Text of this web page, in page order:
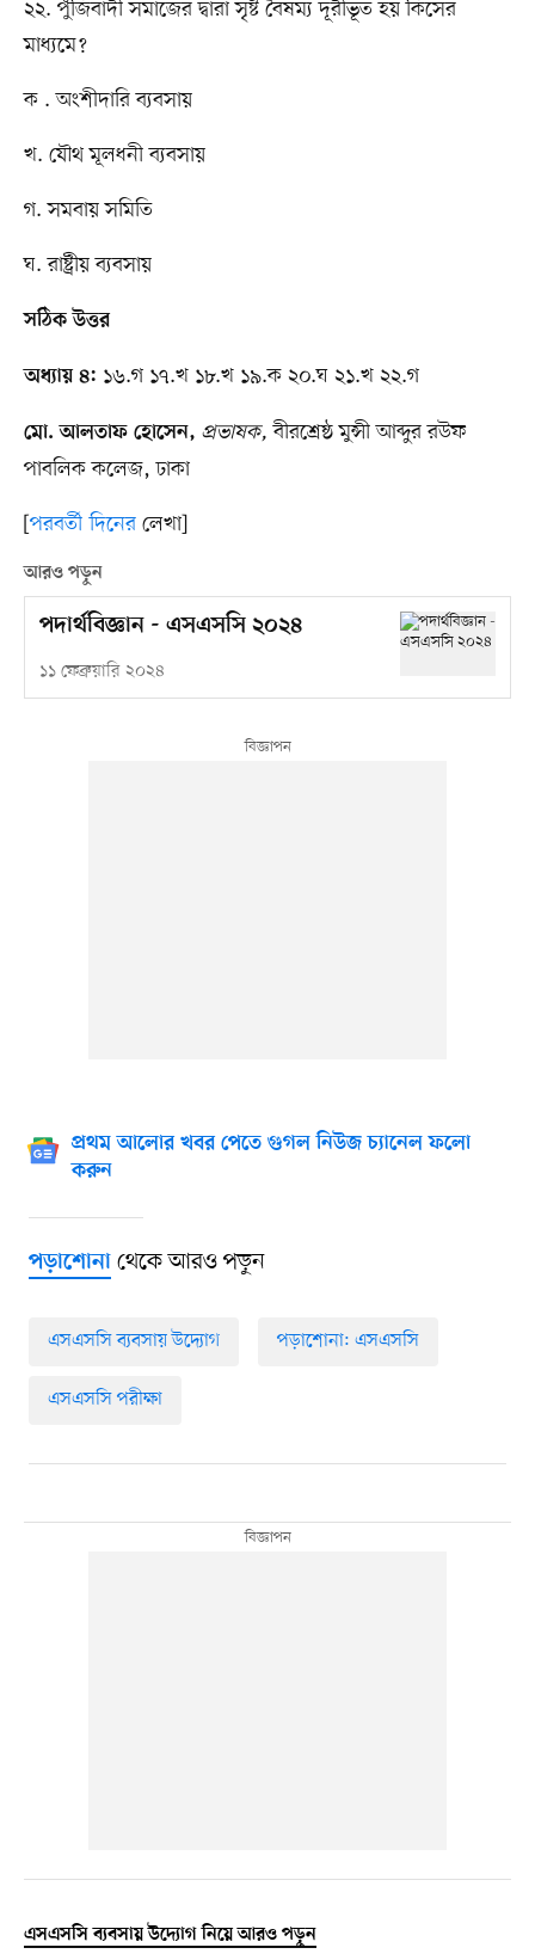
২২. পুঁজিবাদী সমাজের দ্বারা সৃষ্ট বৈষম্য দূরীভূত হয় কিসের
মাধ্যমে?
ক . অংশীদারি ব্যবসায়
খ. যৌথ মূলধনী ব্যবসায়
গ. সমবায় সমিতি
ঘ. রাষ্ট্রীয় ব্যবসায়
সঠিক উত্তর
অধ্যায় ৪: ১৬.গ ১৭.খ ১৮.খ ১৯.ক ২০.ঘ ২১.খ ২২.গ
মো. আলতাফ হোসেন, প্রভাষক, বীরশ্রেষ্ঠ মুন্সী আব্দুর রউফ
পাবলিক কলেজ, ঢাকা
[পরবর্তী দিনেরলেখা]
আরও পড়ুন
পদার্থবিজ্ঞান - এসএসসি ২০২৪
১১ ফেব্রুয়ারি ২০২৪
প্রথম আলোর খবর পেতে গুগল নিউজ চ্যানেল ফলো
করুন
পড়াশোনাথেকে আরও পড়ুন
এসএসসি ব্যবসায় উদ্যোগ পড়াশোনা: এসএসসি
এসএসসি পরীক্ষা
এসএসসি ব্যবসায় উদ্যোগ নিয়ে আরও পড়ুন